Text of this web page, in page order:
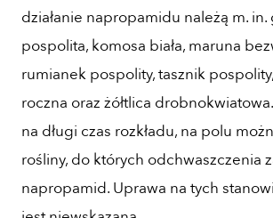
działanie napropamidu należą m.
pospolita, komosa biała, maruna
rumianek pospolity, tasznik
roczna oraz żółtlica
na długi czas rozkładu, na polu
rośliny, do których odchwaszczenia
napropamid. Uprawa na tych